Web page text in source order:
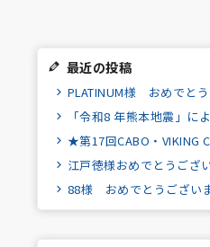
最近の投稿
PLATINUM様 おめでとう
「令和8 年熊本地震」に
★第17回CABO・VIKING
江戸徳様おめでとうござい
88様 おめでとうござい